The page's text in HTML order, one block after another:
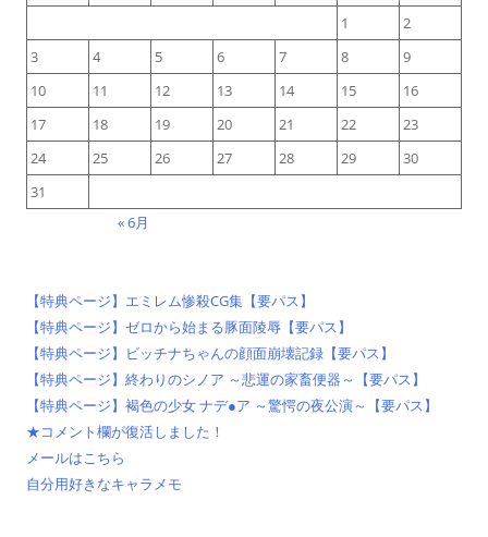
1
2
3
4 5 6 7 8
9
10
11 12 13 14 15
16
17
18 19 20 21 22
23
24
25 26 27 28 29
30
31
« 6月
【特典ページ】エミレム惨殺CG集【要パス】
【特典ページ】ゼロから始まる豚面陵辱【要パス】
【特典ページ】ビッチナちゃんの顔面崩壊記録【要パス】
【特典ページ】終わりのシノア ～悲運の家畜便器～【要パス】
【特典ページ】褐色の少女 ナデ●ア ～驚愕の夜公演～【要パス】
★コメント欄が復活しました！
メールはこちら
自分用好きなキャラメモ